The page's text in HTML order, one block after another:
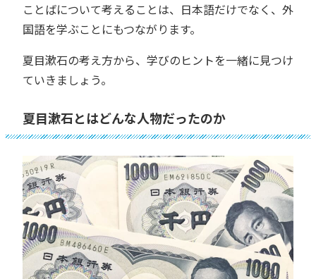
ことばについて考えることは、日本語だけでなく、外
国語を学ぶことにもつながります。
夏目漱石の考え方から、学びのヒントを一緒に見つけ
ていきましょう。
夏目漱石とはどんな人物だったのか